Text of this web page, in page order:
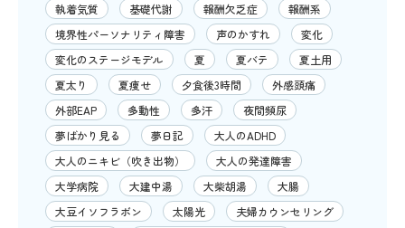
執着気質
基礎代謝 報酬欠乏症
報酬系
境界性パーソナリティ障害
声のかすれ
変化
変化のステージモデル
夏 夏バテ
夏土用
夏太り
夏痩せ 夕食後3時間
外感頭痛
外部EAP
多動性 多汗
夜間頻尿
夢ばかり見る
夢日記
大人のADHD
大人のニキビ（吹き出物）
大人の発達障害
大学病院
大建中湯 大柴胡湯
大腸
大豆イソフラボン
太陽光
夫婦カウンセリング